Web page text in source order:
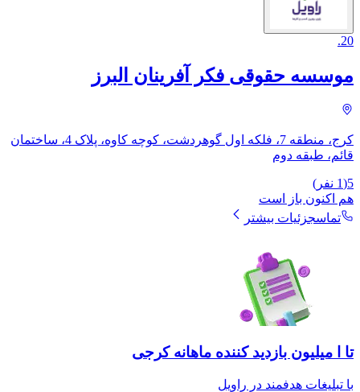
20
.
موسسه حقوقی فکر آفرینان البرز
کرج، منطقه 7، فلکه اول گوهردشت، کوچه کاوه، پلاک 4، ساختمان
قائم، طبقه دوم
5
(
1 نفر)
هم اکنون باز است
تماسجزئیات بیشتر
تا ا میلیون بازدید کننده ماهانه کرجی
با تبلیغات هدفمند در راویل